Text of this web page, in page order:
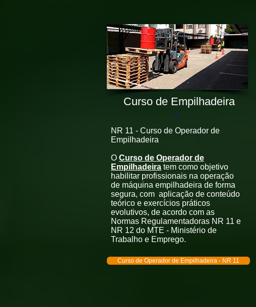
Curso de Empilhadeira
NR 11 - Curso de Operador de
Empilhadeira
O Curso de Operador de
Empilhadeira tem como objetivo
habilitar profissionais na operação
de máquina empilhadeira de forma
segura, com aplicação de conteúdo
teórico e exercícios práticos
evolutivos, de acordo com as
Normas Regulamentadoras NR 11 e
NR 12 do MTE - Ministério de
Trabalho e Emprego.
Curso de Operador de Empilhadeira - NR 11